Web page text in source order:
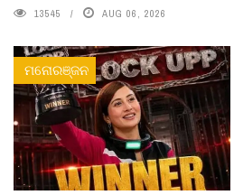
13545 AUG 06, 2026
ମନୋରଞ୍ଜନ